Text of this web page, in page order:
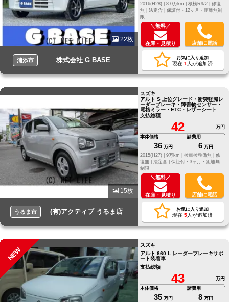
22枚
浦添市 株式会社 G BASE
2016(H28) |
8.0万km | 検検R9/2 | 修復
無 | 法定含 | 保証付・12ヶ月・距離無制
限
＼無料／
在庫・見積り 店舗に電話
お気に入り追加
現在 1 人が追加済
15枚
うるま市 (有)アクティブ うるま店
スズキ
アルト S 上位グレード・衝突軽減レ
ーダーブレーキ・障害物センサー・
電格ミラー・ETC・レザーシートカ
バー・本土オークション仕入
支払総額
42
万円
本体価格
36 万円
諸費用
6 万円
2015(H27) |
9万km | 検車検整備無 | 修
復無 | 法定含 | 保証付・3ヶ月・距離無
制限
＼無料／
在庫・見積り 店舗に電話
お気に入り追加
現在 5人が追加済
NEW
スズキ
アルト 660 L レーダーブレーキサポ
ート装着車
支払総額
43
万円
本体価格
35 万円
諸費用
8 万円